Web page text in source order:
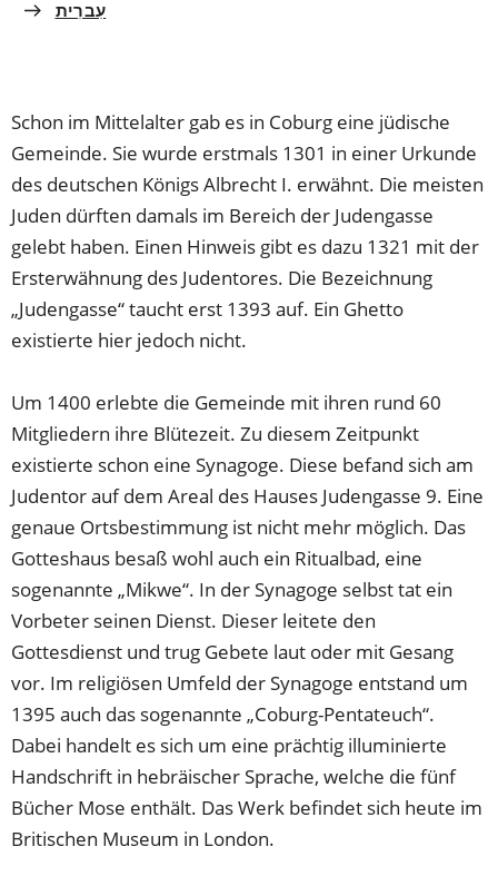
עִברִית
Schon im Mittelalter gab es in Coburg eine jüdische
Gemeinde. Sie wurde erstmals 1301 in einer Urkunde
des deutschen Königs Albrecht I. erwähnt. Die meisten
Juden dürften damals im Bereich der Judengasse
gelebt haben. Einen Hinweis gibt es dazu 1321 mit der
Ersterwähnung des Judentores. Die Bezeichnung
„Judengasse“ taucht erst 1393 auf. Ein Ghetto
existierte hier jedoch nicht.
Um 1400 erlebte die Gemeinde mit ihren rund 60
Mitgliedern ihre Blütezeit. Zu diesem Zeitpunkt
existierte schon eine Synagoge. Diese befand sich am
Judentor auf dem Areal des Hauses Judengasse 9. Eine
genaue Ortsbestimmung ist nicht mehr möglich. Das
Gotteshaus besaß wohl auch ein Ritualbad, eine
sogenannte „Mikwe“. In der Synagoge selbst tat ein
Vorbeter seinen Dienst. Dieser leitete den
Gottesdienst und trug Gebete laut oder mit Gesang
vor. Im religiösen Umfeld der Synagoge entstand um
1395 auch das sogenannte „Coburg-Pentateuch“.
Dabei handelt es sich um eine prächtig illuminierte
Handschrift in hebräischer Sprache, welche die fünf
Bücher Mose enthält. Das Werk befindet sich heute im
Britischen Museum in London.